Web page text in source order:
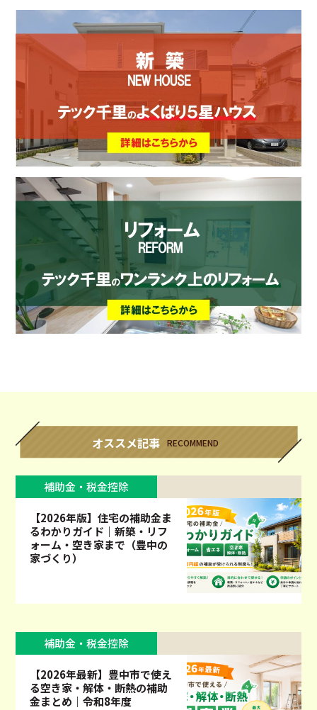
オススメ記事 RECOMMEND
補助金・税金控除
【2026年版】住宅の補助金ま
るわかりガイド｜新築・リフ
ォーム・空き家まで（豊中の
家づくり）
補助金・税金控除
【2026年最新】豊中市で使え
る空き家・解体・断熱の補助
金まとめ｜令和8年度